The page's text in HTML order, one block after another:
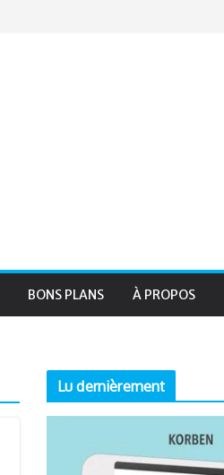
BONS PLANS À PROPOS
Lu dernièrement